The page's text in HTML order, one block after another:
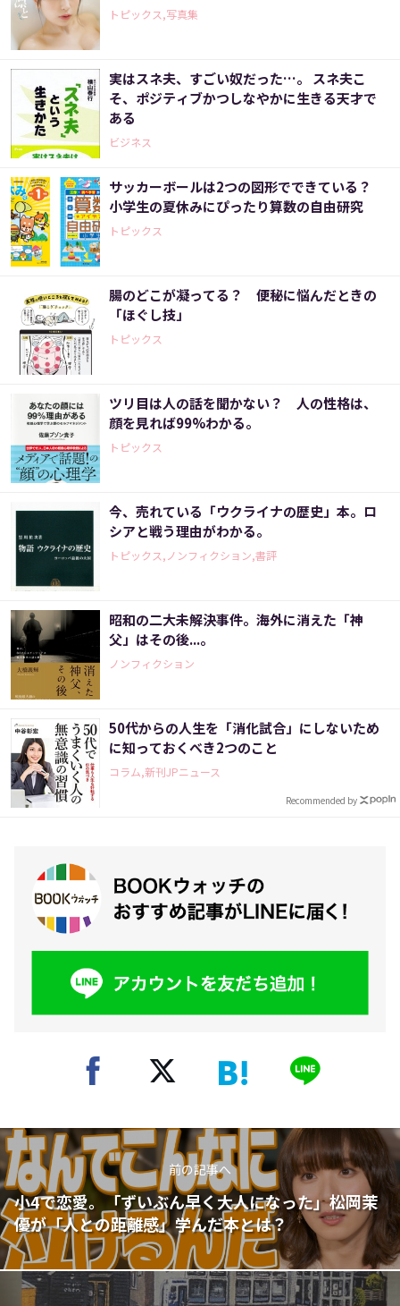
トピックス,写真集
実はスネ夫、すごい奴だった…。 スネ夫こ
そ、ポジティブかつしなやかに生きる天才で
ある
ビジネス
サッカーボールは2つの図形でできている？
小学生の夏休みにぴったり算数の自由研究
トピックス
腸のどこが凝ってる？ 便秘に悩んだときの
「ほぐし技」
トピックス
ツリ目は人の話を聞かない？ 人の性格は、
顔を見れば99%わかる。
トピックス
今、売れている「ウクライナの歴史」本。ロ
シアと戦う理由がわかる。
トピックス,ノンフィクション,書評
昭和の二大未解決事件。海外に消えた「神
父」はその後...。
ノンフィクション
50代からの人生を「消化試合」にしないため
に知っておくべき2つのこと
コラム,新刊JPニュース
Recommended by
前の記事へ
小4で恋愛。「ずいぶん早く大人になった」松岡茉
優が「人との距離感」学んだ本とは？